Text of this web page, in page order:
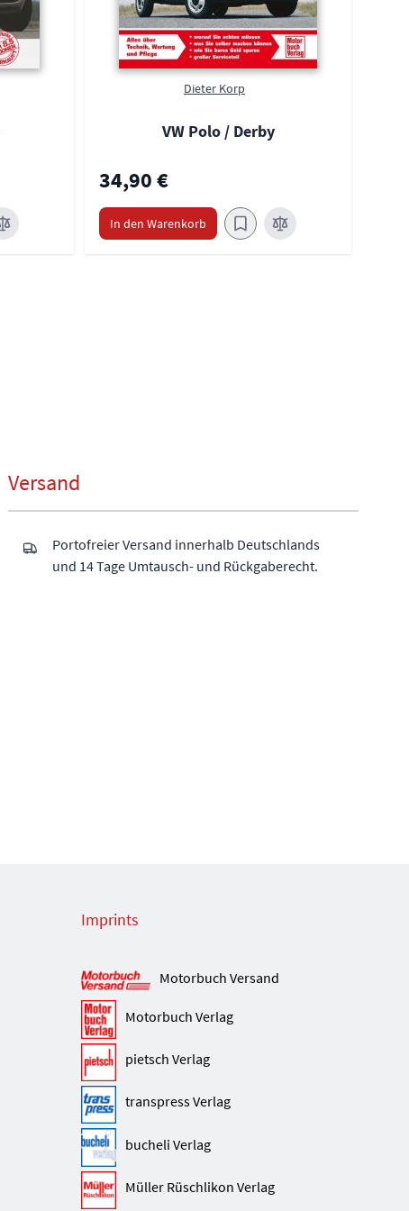
Dieter Korp
VW Polo / Derby
34,90 €
In den Warenkorb
Versand
Portofreier Versand innerhalb Deutschlands
und 14 Tage Umtausch- und Rückgaberecht.
Imprints
Motorbuch Versand
Motorbuch Verlag
pietsch Verlag
transpress Verlag
bucheli Verlag
Müller Rüschlikon Verlag